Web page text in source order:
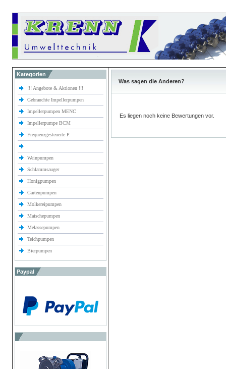
Kategorien
!!! Angebote & Aktionen !!!
Gebrauchte Impellerpumpen
Impellerpumpen MENC
Impellerpumpe BCM
Frequenzgesteuerte P.
Weinpumpen
Schlammsauger
Honigpumpen
Gartenpumpen
Molkereipumpen
Maischepumpen
Melassepumpen
Teichpumpen
Bierpumpen
Paypal
Was sagen die Anderen?
Es liegen noch keine Bewertungen vor.